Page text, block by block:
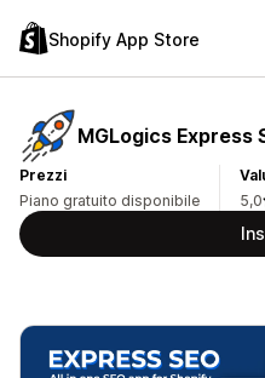
Shopify App Store
MGLogics Express
Prezzi
Piano gratuito disponibile
5,0